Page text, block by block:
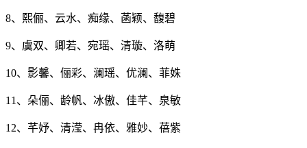
8、熙俪、云水、痴缘、菡颖、馥碧
9、虞双、卿若、宛瑶、清璇、洛萌
10、影馨、俪彩、澜瑶、优澜、菲姝
11、朵俪、龄帆、冰傲、佳芊、泉敏
12、芊妤、清滢、冉依、雅妙、蓓紫